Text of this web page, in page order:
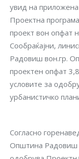
увид на
Проектна
проект вон опфат
Сообраќајни,
Радовиш вон.гр.
проектен опфат
условите за
урбанистичко
Согласно
Општина Радовиш